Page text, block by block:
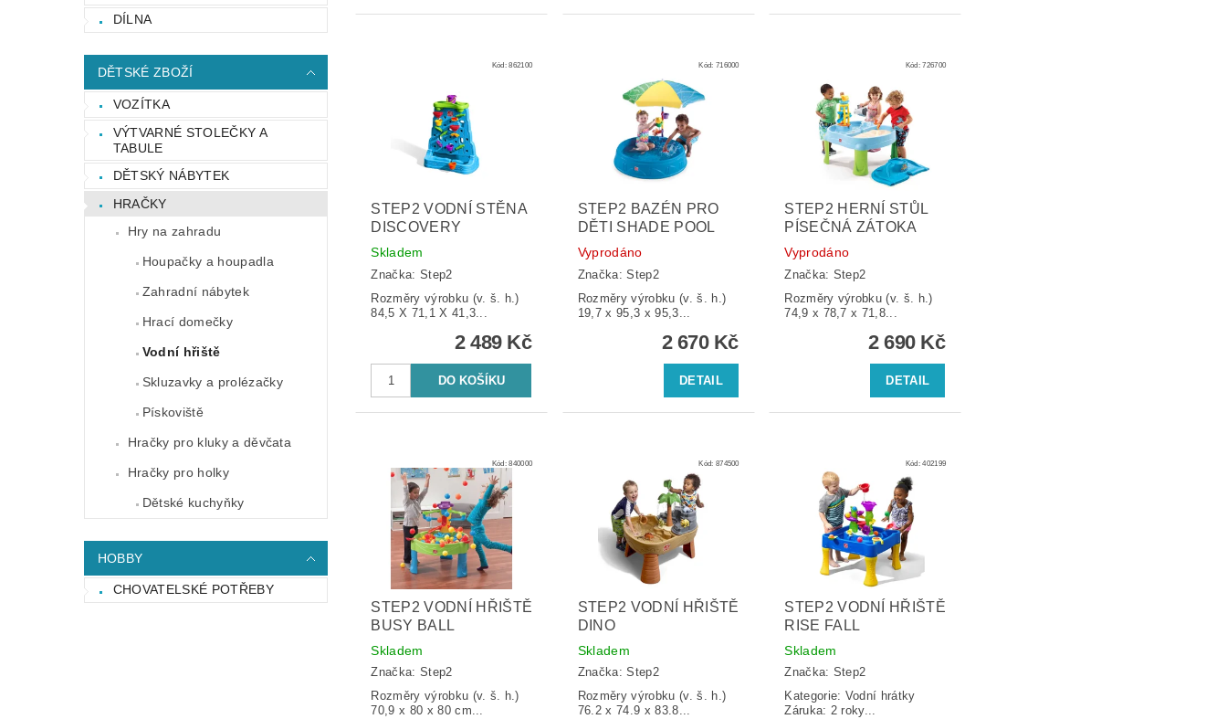
DÍLNA
DĚTSKÉ ZBOŽÍ
VOZÍTKA
VÝTVARNÉ STOLEČKY A
TABULE
DĚTSKÝ NÁBYTEK
HRAČKY
Hry na zahradu
Houpačky a houpadla
Zahradní nábytek
Hrací domečky
Vodní hřiště
Skluzavky a prolézačky
Pískoviště
Hračky pro kluky a děvčata
Hračky pro holky
Dětské kuchyňky
HOBBY
CHOVATELSKÉ POTŘEBY
Kód:862100
STEP2 VODNÍ STĚNA
DISCOVERY
Skladem
Značka: Step2
Rozměry výrobku (v. š. h.)
84,5 X 71,1 X 41,3...
2 489 Kč
Kód: 716000
STEP2 BAZÉN PRO
DĚTI SHADE POOL
Vyprodáno
Značka:Step2
Rozměry výrobku (v. š. h.)
19,7 x 95,3 x 95,3...
2 670 Kč
DETAIL
Kód:726700
STEP2 HERNÍ STŮL
PÍSEČNÁ ZÁTOKA
Vyprodáno
Značka: Step2
Rozměry výrobku (v. š. h.)
74,9 x 78,7 x 71,8...
2 690 Kč
DETAIL
Kód:840000
STEP2 VODNÍ HŘIŠTĚ
BUSY BALL
Skladem
Značka: Step2
Rozměry výrobku (v. š. h.)
70,9 x 80 x 80 cm...
Kód: 874500
STEP2 VODNÍ HŘIŠTĚ
DINO
Skladem
Značka:Step2
Rozměry výrobku (v. š. h.)
76.2 x 74.9 x 83.8...
Kód:402199
STEP2 VODNÍ HŘIŠTĚ
RISE FALL
Skladem
Značka: Step2
Kategorie: Vodní hrátky
Záruka: 2 roky...